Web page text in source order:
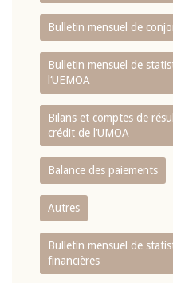
Bulletin mensuel de
Bulletin mensuel de
l‘UEMOA
Bilans et comptes de
crédit de l‘UMOA
Balance des paiements
Autres
Bulletin mensuel de
financières